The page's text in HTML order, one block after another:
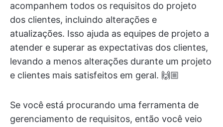
acompanhem todos os requisitos do projeto
dos clientes, incluindo alterações e
atualizações. Isso ajuda as equipes de projeto a
atender e superar as expectativas dos clientes,
levando a menos alterações durante um projeto
e clientes mais satisfeitos em geral. 🙌🏼
Se você está procurando uma ferramenta de
gerenciamento de requisitos, então você veio